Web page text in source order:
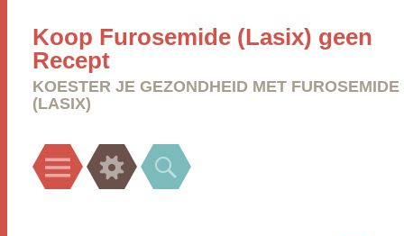
Koop Furosemide (Lasix) geen
Recept
KOESTER JE GEZONDHEID MET FUROSEMIDE
(LASIX)
Menu Widgets Search